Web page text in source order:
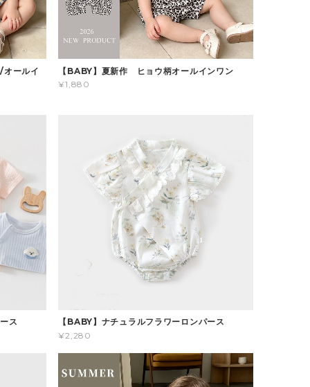
オールイ
【BABY】夏新作 ヒョウ柄オールインワン
¥1,880
ス
【BABY】ナチュラルフラワーロンパース
¥2,280